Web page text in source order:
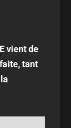
vient de
tant